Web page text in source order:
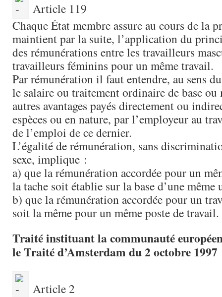
Article 119
Chaque État membre assure au cours de la
maintient par la suite, l’application du
des rémunérations entre les travailleurs
travailleurs féminins pour un même travail.
Par rémunération il faut entendre, au sens
le salaire ou traitement ordinaire de base
autres avantages payés directement ou
espèces ou en nature, par l’employeur au
de l’emploi de ce dernier.
L’égalité de rémunération, sans
sexe, implique :
a) que la rémunération accordée pour un
la tache soit établie sur la base d’une même
b) que la rémunération accordée pour un
soit la même pour un même poste de travail.
Traité instituant la communauté
le Traité d’Amsterdam du 2 octobre 1997
Article 2